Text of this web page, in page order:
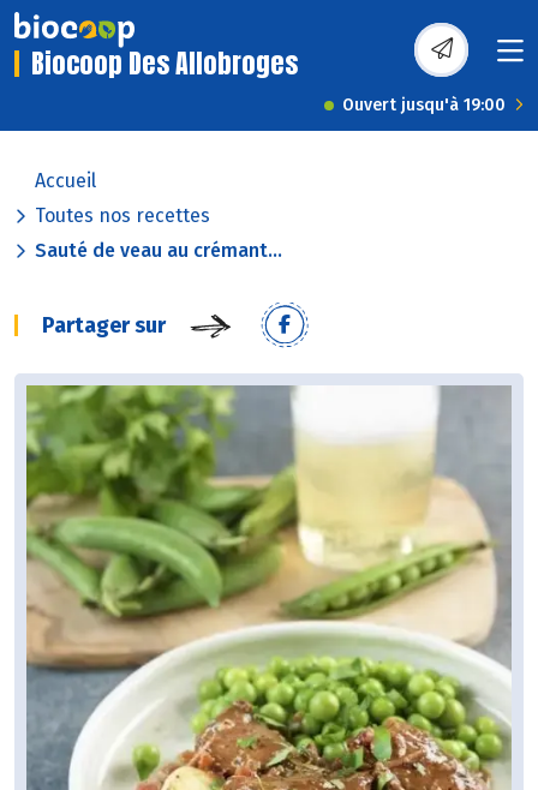
Biocoop Des Allobroges
Ouvert jusqu'à 19:00
Accueil
Toutes nos recettes
Sauté de veau au crémant...
Partager sur